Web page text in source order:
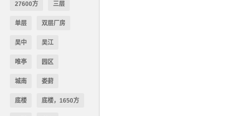
27600方 三层
单层 双层厂房
吴中 吴江
唯亭 园区
城南 娄葑
底楼 底楼，1650方